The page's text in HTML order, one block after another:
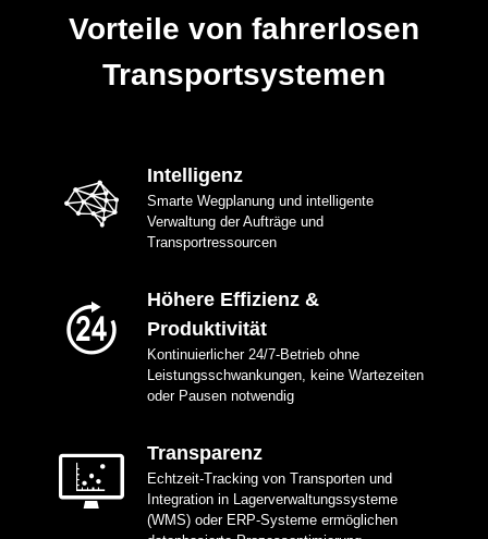
Vorteile von fahrerlosen
Transportsystemen
Intelligenz
Smarte Wegplanung und intelligente
Verwaltung der Aufträge und
Transportressourcen
Höhere Effizienz &
Produktivität
Kontinuierlicher 24/7-Betrieb ohne
Leistungsschwankungen, keine Wartezeiten
oder Pausen notwendig
Transparenz
Echtzeit-Tracking von Transporten und
Integration in Lagerverwaltungssysteme
(WMS) oder ERP-Systeme ermöglichen